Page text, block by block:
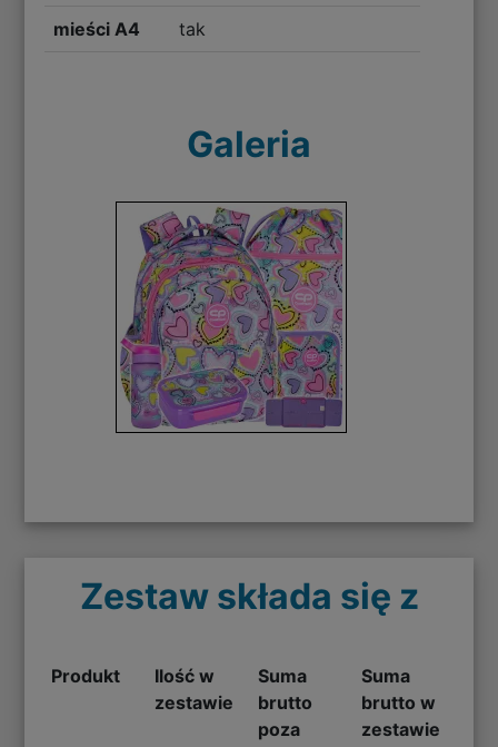
mieści A4 tak
Galeria
Zestaw składa się z
Produkt
Ilość w
zestawie
Suma
brutto
poza
Suma
brutto w
zestawie